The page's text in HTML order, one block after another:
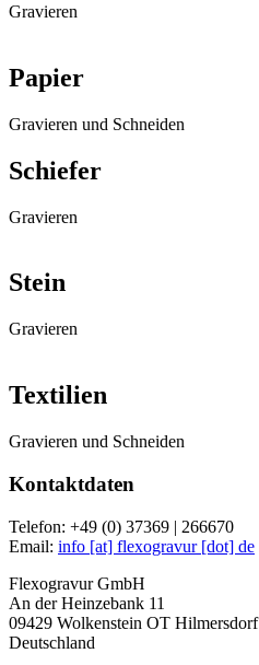
Gravieren
Papier
Gravieren und Schneiden
Schiefer
Gravieren
Stein
Gravieren
Textilien
Gravieren und Schneiden
Kontaktdaten
Telefon: +49 (0) 37369 | 266670
Email: info [at] flexogravur [dot] de
Flexogravur GmbH
An der Heinzebank 11
09429 Wolkenstein OT Hilmersdorf
Deutschland